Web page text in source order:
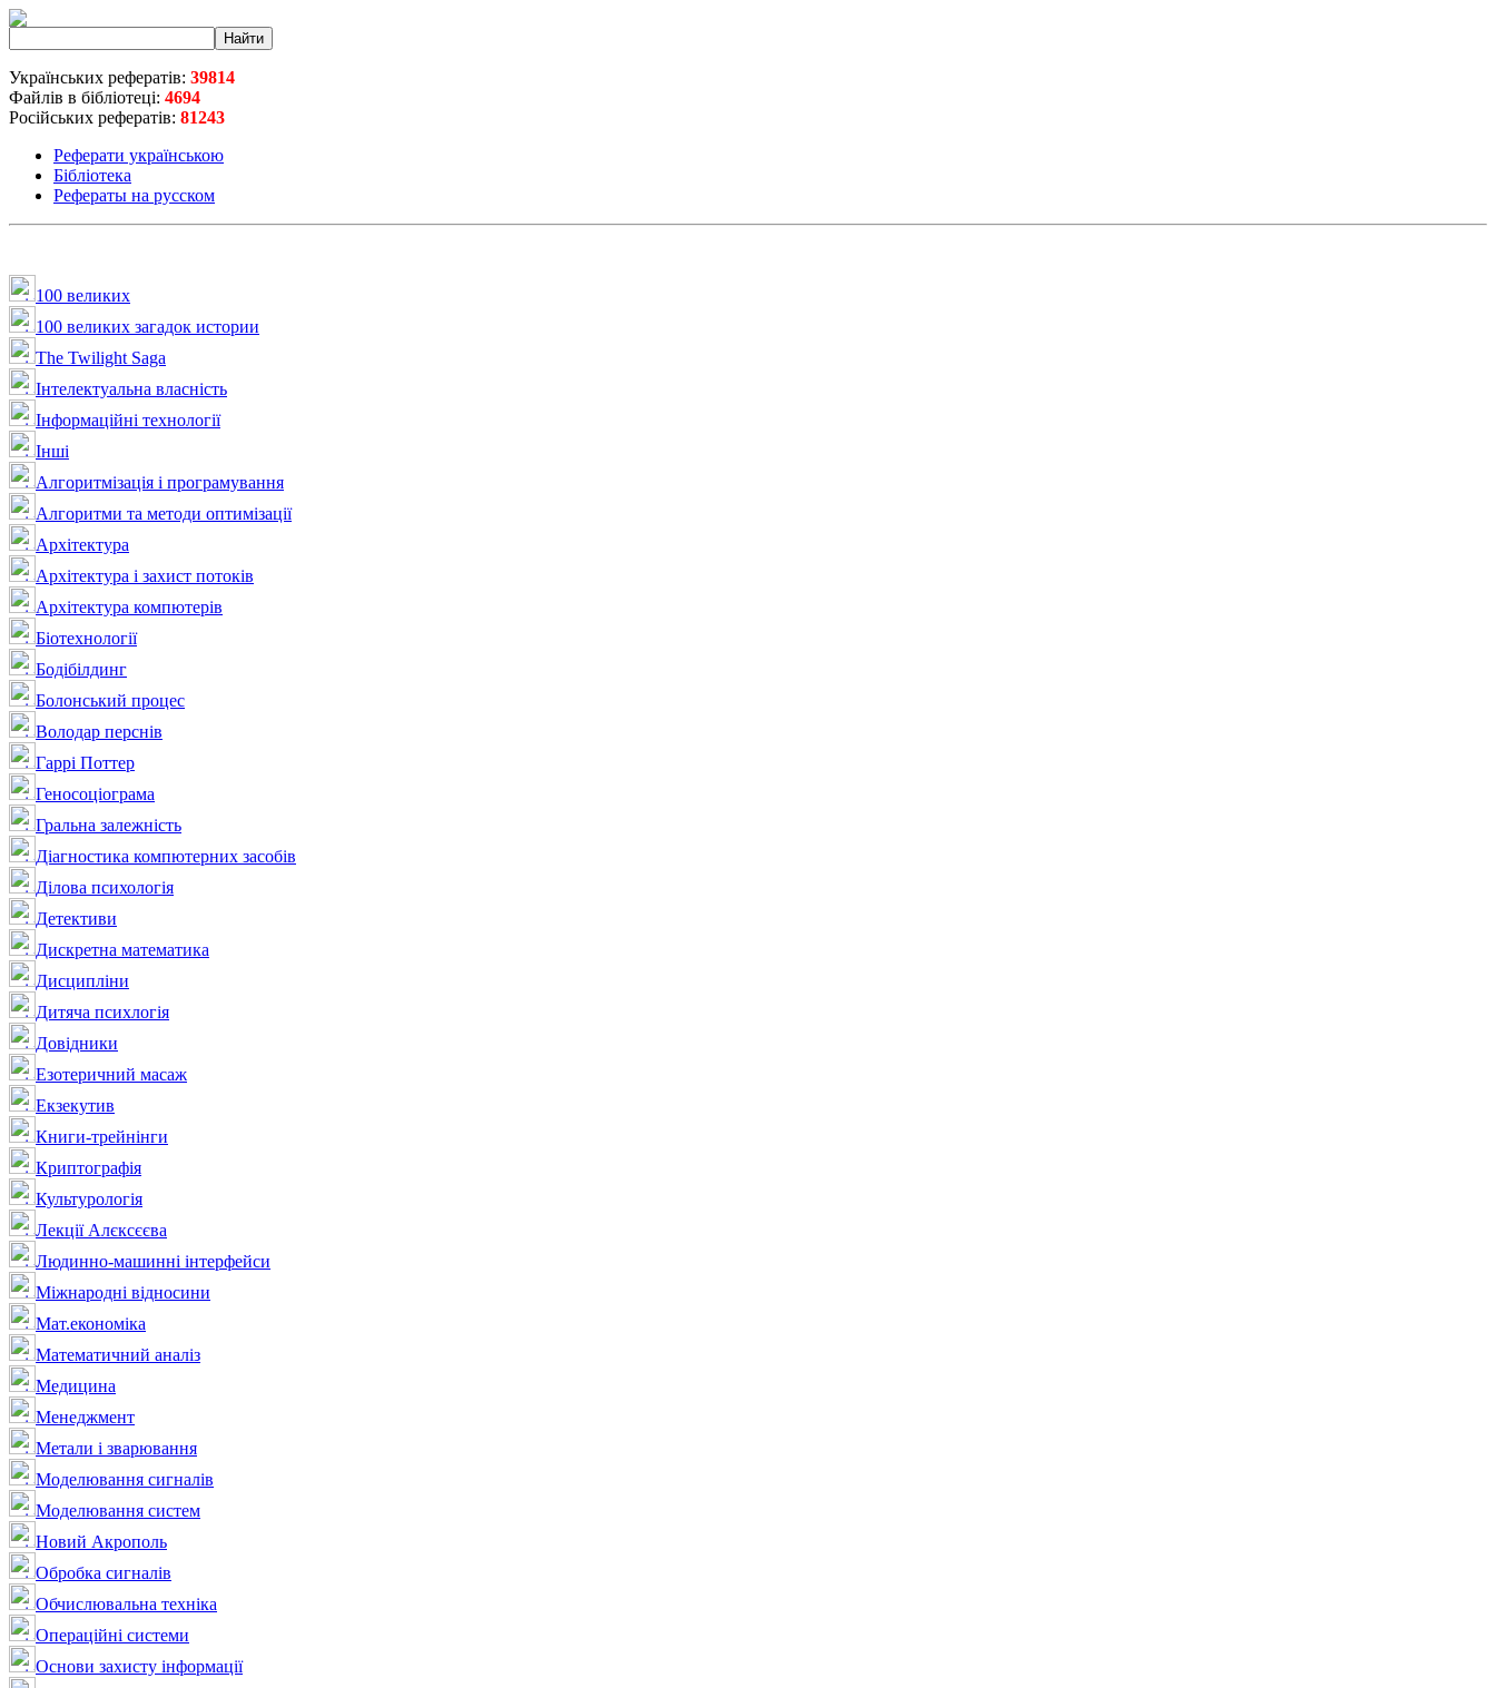
Українських рефератів: 39814
Файлів в бібліотеці: 4694
Російських рефератів: 81243
Реферати українською
Бібліотека
Рефераты на русском
100 великих
100 великих загадок истории
The Twilight Saga
Інтелектуальна влaсність
Інформаційні технології
Інші
Алгоритмізація і програмування
Алгоритми та методи оптимізації
Архітектура
Архітектура і захист потоків
Архітектура компютерів
Біотехнології
Бодібілдинг
Болонський процес
Володар перснів
Гаррі Поттер
Геносоціограма
Гральна залежність
Діагностика компютерних засобів
Ділова психологія
Детективи
Дискретна математика
Дисципліни
Дитяча психлогія
Довідники
Езотеричний масаж
Екзекутив
Книги-трейнінги
Криптографія
Культурологія
Лекції Алєксєєва
Людинно-машинні інтерфейси
Міжнародні відносини
Мат.економіка
Математичний аналіз
Медицина
Менеджмент
Метали і зварювання
Моделювання сигналів
Моделювання систем
Новий Акрополь
Обробка сигналів
Обчислювальна техніка
Операційні системи
Основи захисту інформації